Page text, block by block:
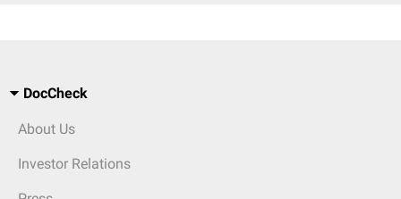
DocCheck
About Us
Investor Relations